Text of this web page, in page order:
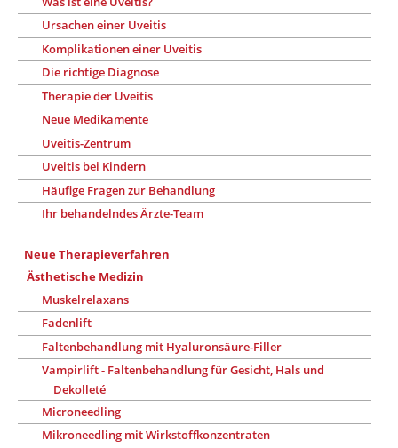
Ursachen einer Uveitis
Komplikationen einer Uveitis
Die richtige Diagnose
Therapie der Uveitis
Neue Medikamente
Uveitis-Zentrum
Uveitis bei Kindern
Häufige Fragen zur Behandlung
Ihr behandelndes Ärzte-Team
Neue Therapieverfahren
Ästhetische Medizin
Muskelrelaxans
Fadenlift
Faltenbehandlung mit Hyaluronsäure-Filler
Vampirlift - Faltenbehandlung für Gesicht, Hals und
Dekolleté
Microneedling
Mikroneedling mit Wirkstoffkonzentraten